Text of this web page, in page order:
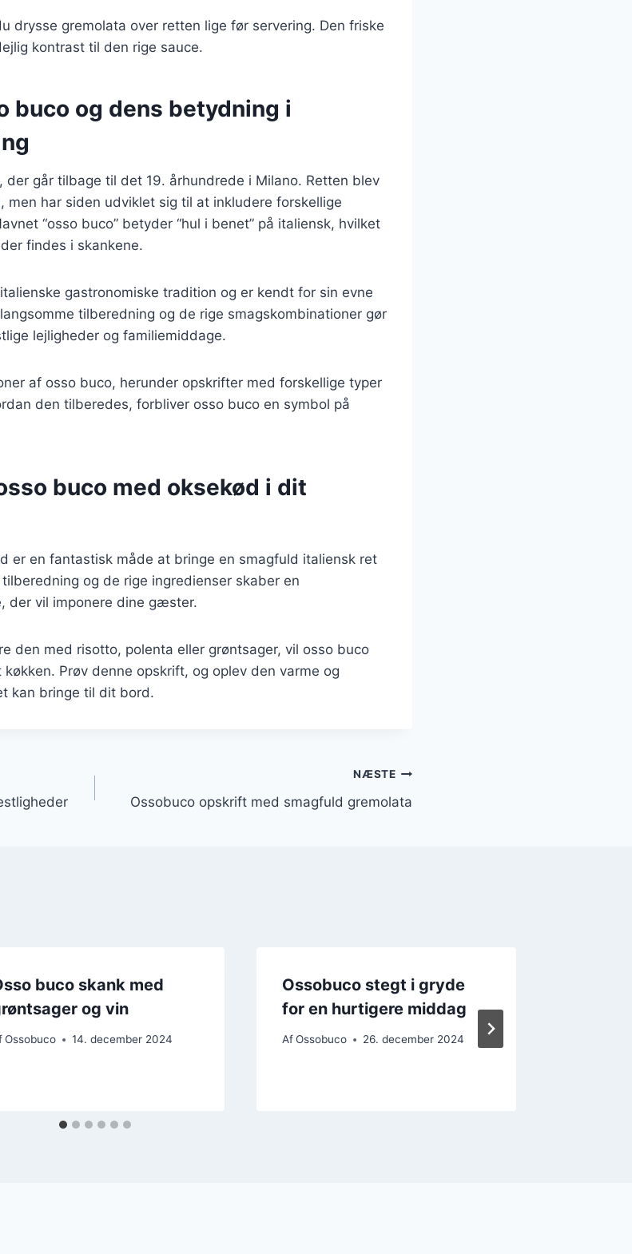
drysse gremolata over retten lige før servering. Den friske
kontrast til den rige sauce.
buco og dens betydning i
der går tilbage til det 19. århundrede i Milano. Retten blev
men har siden udviklet sig til at inkludere forskellige
“osso buco” betyder “hul i benet” på italiensk, hvilket
findes i skankene.
gastronomiske tradition og er kendt for sin evne
tilberedning og de rige smagskombinationer gør
lejligheder og familiemiddage.
af osso buco, herunder opskrifter med forskellige typer
den tilberedes, forbliver osso buco en symbol på
buco med oksekød i dit
er en fantastisk måde at bringe en smagfuld italiensk ret
og de rige ingredienser skaber en
der vil imponere dine gæster.
den med risotto, polenta eller grøntsager, vil osso buco
Prøv denne opskrift, og oplev den varme og
kan bringe til dit bord.
NÆSTE
Ossobuco opskrift med smagfuld gremolata
buco skank med
og vin
Ossobuco 14. december 2024
Ossobuco stegt i gryde
for en hurtigere middag
Af Ossobuco 26. december 2024